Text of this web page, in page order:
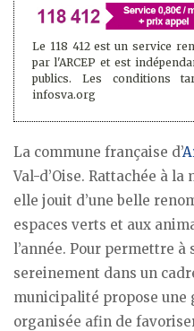
Le 118 412 est un service
par l'ARCEP et est
publics. Les conditions
infosva.org
La commune française d’
Val-d’Oise. Rattachée à
elle jouit d’une belle
espaces verts et aux
l’année. Pour permettre
sereinement dans un
municipalité propose une
organisée afin de